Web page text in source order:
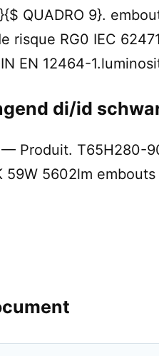
QUADRO 9}.
risque RG0 IEC
EN 12464-
di/id
Produit. T65H280-
59W 5602lm